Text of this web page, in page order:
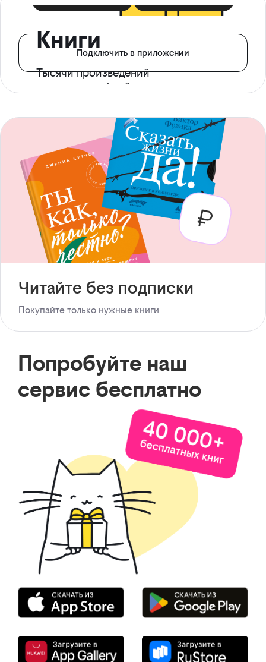
Книги
Тысячи произведений
с доступом офлайн
Подключить в приложении
Читайте без подписки
Покупайте только нужные книги
Попробуйте наш
сервис бесплатно